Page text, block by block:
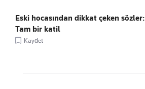
Eski hocasından dikkat çeken sözler:
Tam bir katil
Kaydet